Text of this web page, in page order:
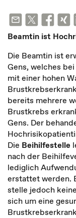
Beamtin ist
Die Beamtin ist
Gens, welches
mit einer hohen
bereits mehrere
Brustkrebs
Gens. Der
Die Beihilfestelle
nach der
lediglich
erstattet werden.
stelle jedoch
sich um eine